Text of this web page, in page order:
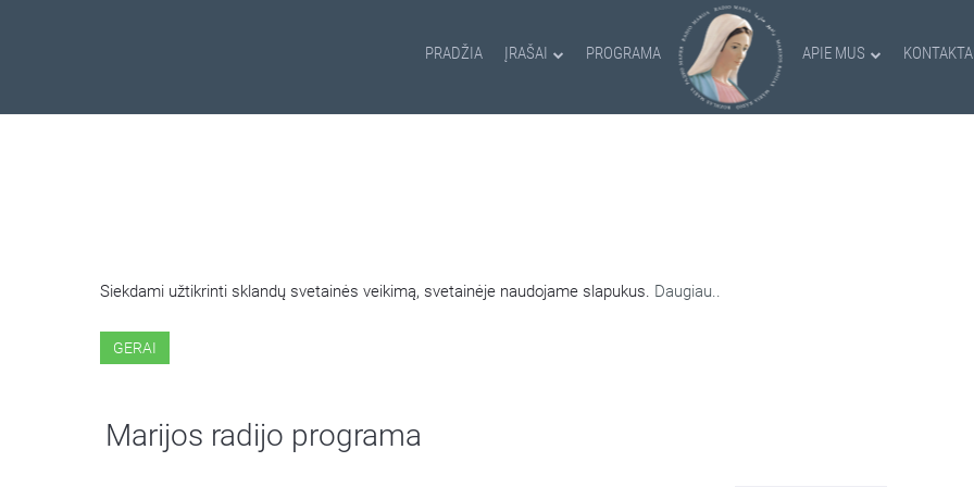
PRADŽIA ĮRAŠAI PROGRAMA APIE MUS
Siekdami užtikrinti sklandų svetainės veikimą, svetainėje naudojame slapukus. Daugiau..
GERAI
Marijos radijo programa